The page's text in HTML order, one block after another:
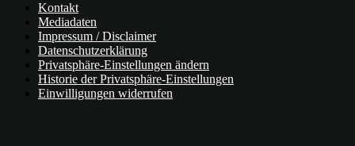
Kontakt
Mediadaten
Impressum / Disclaimer
Datenschutzerklärung
Privatsphäre-Einstellungen ändern
Historie der Privatsphäre-Einstellungen
Einwilligungen widerrufen